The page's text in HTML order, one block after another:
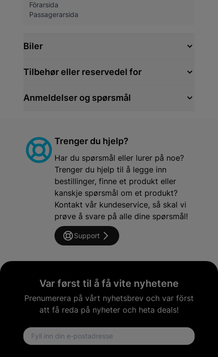
Förarsida
Passagerarsida
Biler
Tilbehør eller reservedel for
Anmeldelser og spørsmål
Trenger du hjelp?
Har du spørsmål eller lurer på noe?
Trenger du hjelp til å legge inn
bestillinger, finne et produkt eller
kanskje spørsmål om et produkt?
Kontakt vår kundeservice, så skal vi
prøve å svare på alle dine spørsmål!
Support
Var først til å få vite nyhetene
Prenumerera på vårt nyhetsbrev och var först
att få reda på nyheter och heta deals!
Email address